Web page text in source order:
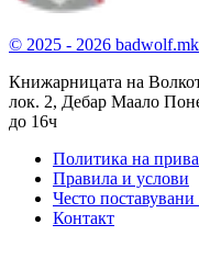
© 2025 - 2026 badwolf.mk
Книжарницата на
лок. 2, Дебар Маало
до 16ч
Политика на
Правила и услови
Често
Контакт